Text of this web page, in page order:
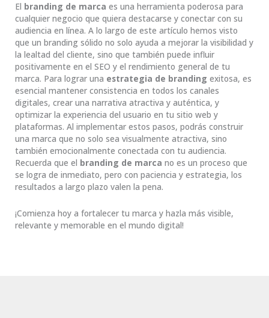
El branding de marca es una herramienta poderosa para
cualquier negocio que quiera destacarse y conectar con su
audiencia en línea. A lo largo de este artículo hemos visto
que un branding sólido no solo ayuda a mejorar la visibilidad y
la lealtad del cliente, sino que también puede influir
positivamente en el SEO y el rendimiento general de tu
marca. Para lograr una estrategia de branding exitosa, es
esencial mantener consistencia en todos los canales
digitales, crear una narrativa atractiva y auténtica, y
optimizar la experiencia del usuario en tu sitio web y
plataformas. Al implementar estos pasos, podrás construir
una marca que no solo sea visualmente atractiva, sino
también emocionalmente conectada con tu audiencia.
Recuerda que el branding de marca no es un proceso que
se logra de inmediato, pero con paciencia y estrategia, los
resultados a largo plazo valen la pena.
¡Comienza hoy a fortalecer tu marca y hazla más visible,
relevante y memorable en el mundo digital!